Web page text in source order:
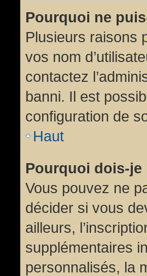
Pourquoi ne
Plusieurs raisons
vos nom
contactez
banni. Il est
configuration de
Haut
Pourquoi dois-je
Vous pouvez ne
décider si vous
ailleurs,
supplémentaires
personnalisés, la